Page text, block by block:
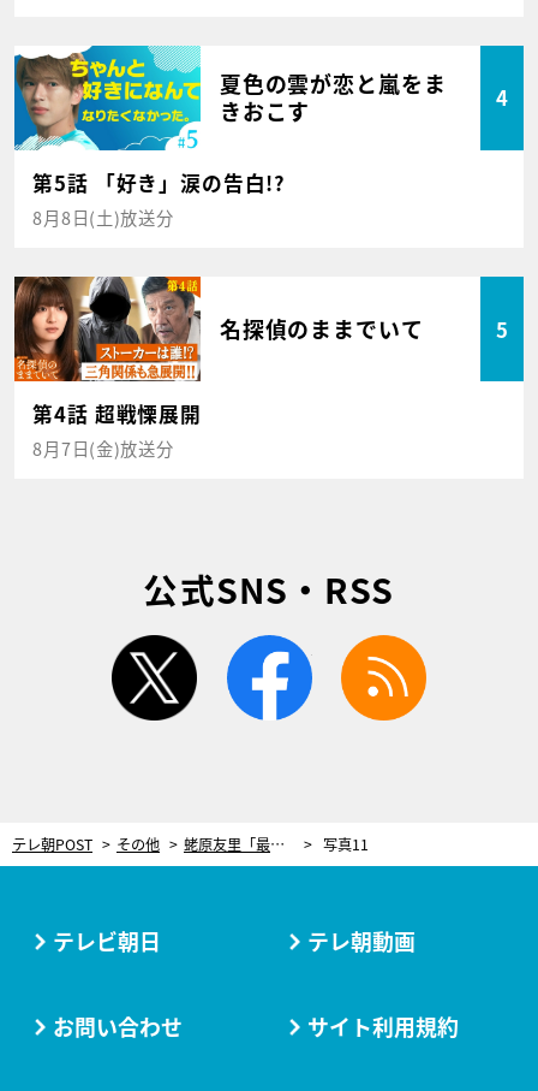
夏色の雲が恋と嵐をま
きおこす
4
第5話 「好き」涙の告白!?
8月8日(土)放送分
名探偵のままでいて 5
第4話 超戦慄展開
8月7日(金)放送分
公式SNS・RSS
twitter facebook
テレ朝POST その他 蛯原友里「最高ですね」と絶賛！フレッシュな肌を叶えるスキンケア＆ベースメイク術 写真11
テレビ朝日 テレ朝動画
お問い合わせ サイト利用規約